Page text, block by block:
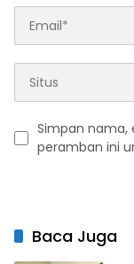
Simpan nama,
peramban ini
Baca Juga